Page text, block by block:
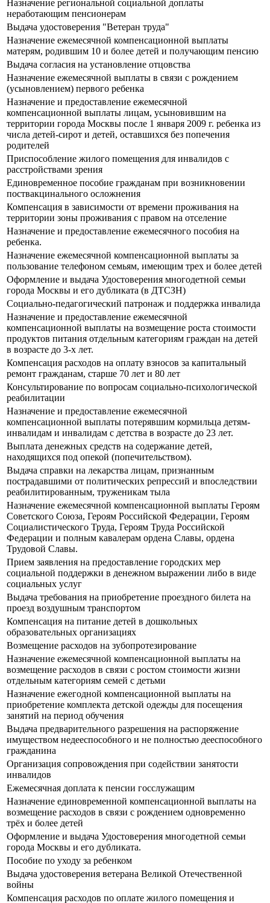
Назначение региональной социальной доплаты
неработающим пенсионерам
Выдача удостоверения "Ветеран труда"
Назначение ежемесячной компенсационной выплаты
матерям, родившим 10 и более детей и получающим пенсию
Выдача согласия на установление отцовства
Назначение ежемесячной выплаты в связи с рождением
(усыновлением) первого ребенка
Назначение и предоставление ежемесячной
компенсационной выплаты лицам, усыновившим на
территории города Москвы после 1 января 2009 г. ребенка из
числа детей-сирот и детей, оставшихся без попечения
родителей
Приспособление жилого помещения для инвалидов с
расстройствами зрения
Единовременное пособие гражданам при возникновении
поствакцинального осложнения
Компенсация в зависимости от времени проживания на
территории зоны проживания с правом на отселение
Назначение и предоставление ежемесячного пособия на
ребенка.
Назначение ежемесячной компенсационной выплаты за
пользование телефоном семьям, имеющим трех и более детей
Оформление и выдача Удостоверения многодетной семьи
города Москвы и его дубликата (в ДТСЗН)
Социально-педагогический патронаж и поддержка инвалида
Назначение и предоставление ежемесячной
компенсационной выплаты на возмещение роста стоимости
продуктов питания отдельным категориям граждан на детей
в возрасте до 3-х лет.
Компенсация расходов на оплату взносов за капитальный
ремонт гражданам, старше 70 лет и 80 лет
Консультирование по вопросам социально-психологической
реабилитации
Назначение и предоставление ежемесячной
компенсационной выплаты потерявшим кормильца детям-
инвалидам и инвалидам с детства в возрасте до 23 лет.
Выплата денежных средств на содержание детей,
находящихся под опекой (попечительством).
Выдача справки на лекарства лицам, признанным
пострадавшими от политических репрессий и впоследствии
реабилитированным, труженикам тыла
Назначение ежемесячной компенсационной выплаты Героям
Советского Союза, Героям Российской Федерации, Героям
Социалистического Труда, Героям Труда Российской
Федерации и полным кавалерам ордена Славы, ордена
Трудовой Славы.
Прием заявления на предоставление городских мер
социальной поддержки в денежном выражении либо в виде
социальных услуг
Выдача требования на приобретение проездного билета на
проезд воздушным транспортом
Компенсация на питание детей в дошкольных
образовательных организациях
Возмещение расходов на зубопротезирование
Назначение ежемесячной компенсационной выплаты на
возмещение расходов в связи с ростом стоимости жизни
отдельным категориям семей с детьми
Назначение ежегодной компенсационной выплаты на
приобретение комплекта детской одежды для посещения
занятий на период обучения
Выдача предварительного разрешения на распоряжение
имуществом недееспособного и не полностью дееспособного
гражданина
Организация сопровождения при содействии занятости
инвалидов
Ежемесячная доплата к пенсии госслужащим
Назначение единовременной компенсационной выплаты на
возмещение расходов в связи с рождением одновременно
трёх и более детей
Оформление и выдача Удостоверения многодетной семьи
города Москвы и его дубликата.
Пособие по уходу за ребенком
Выдача удостоверения ветерана Великой Отечественной
войны
Компенсация расходов по оплате жилого помещения и